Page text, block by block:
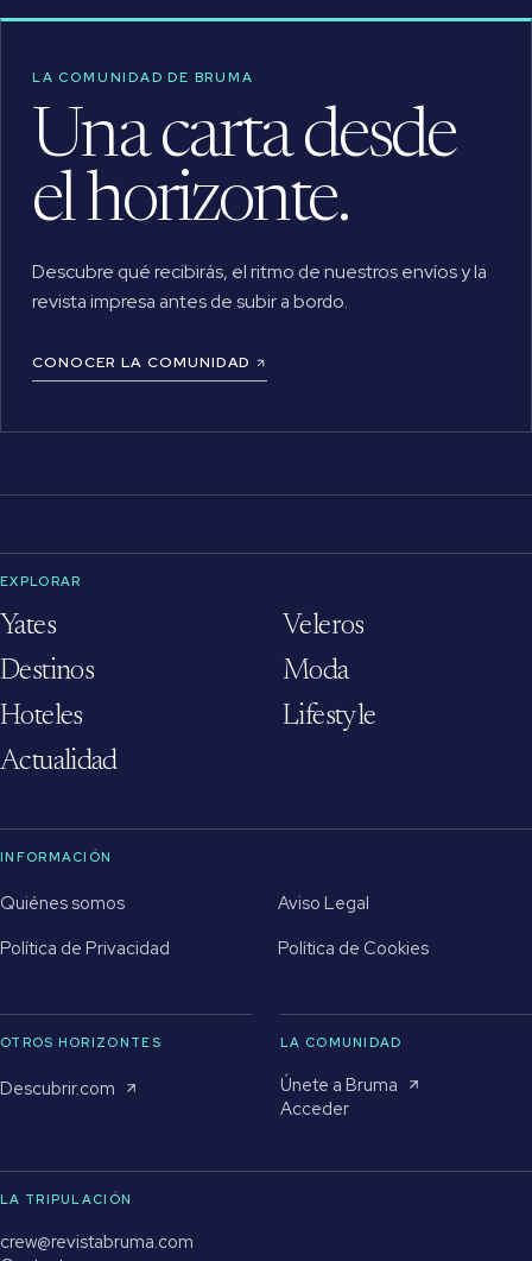
LA COMUNIDAD DE BRUMA
Una carta desde
el horizonte.
Descubre qué recibirás, el ritmo de nuestros envíos y la
revista impresa antes de subir a bordo.
CONOCER LA COMUNIDAD
EXPLORAR
Yates
Veleros
Destinos
Moda
Hoteles
Lifestyle
Actualidad
INFORMACIÓN
Quiénes somos
Aviso Legal
Política de Privacidad
Política de Cookies
OTROS HORIZONTES
Descubrir.com
LA COMUNIDAD
Únete a Bruma
Acceder
LA TRIPULACIÓN
crew@revistabruma.com